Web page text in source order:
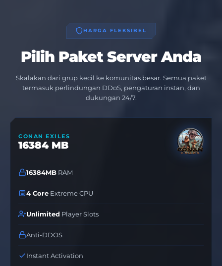
HARGA FLEKSIBEL
Pilih Paket Server Anda
Skalakan dari grup kecil ke komunitas besar. Semua paket
termasuk perlindungan DDoS, pengaturan instan, dan
dukungan 24/7.
CONAN EXILES
16384 MB
16384MB RAM
4 Core Extreme CPU
Unlimited Player Slots
Anti-DDOS
Instant Activation